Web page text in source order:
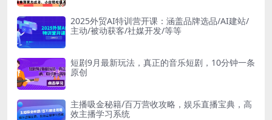
2025外贸AI特训营开课：涵盖品牌选品/AI建站/
主动/被动获客/社媒开发/等等
短剧9月最新玩法，真正的音乐短剧，10分钟一条
原创
主播吸金秘籍/百万营收攻略，娱乐直播宝典，高
效主播学习系统